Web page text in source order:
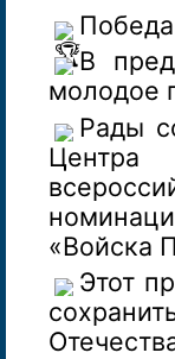
В
молодое
Рады
Центра
«Войска
Этот